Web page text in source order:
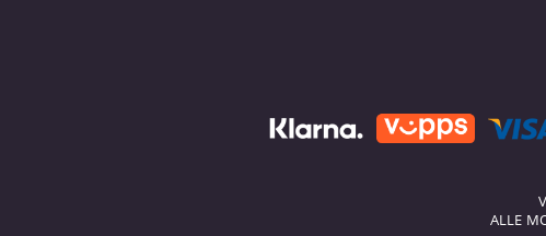
ALLE